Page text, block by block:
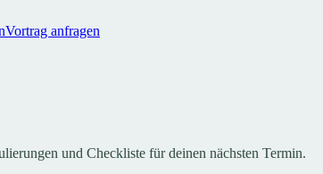
Vortrag anfragen
und Checkliste für deinen nächsten Termin.